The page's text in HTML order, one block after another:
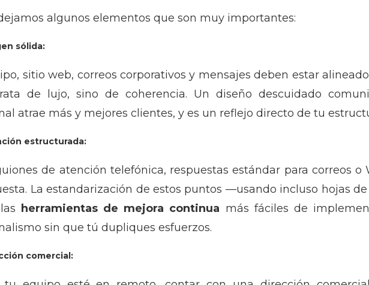
algunos elementos que son muy importantes:
sólida:
sitio web, correos corporativos y mensajes deben estar
de lujo, sino de coherencia. Un diseño descuidado
atrae más y mejores clientes, y es un reflejo directo de tu
estructurada:
de atención telefónica, respuestas estándar para correos o
La estandarización de estos puntos —usando incluso hojas
herramientas de mejora continua más fáciles de
sin que tú dupliques esfuerzos.
comercial: